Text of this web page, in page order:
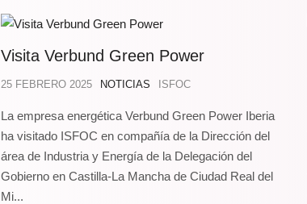
Visita Verbund Green Power
25 FEBRERO 2025 NOTICIAS ISFOC
La empresa energética Verbund Green Power Iberia
ha visitado ISFOC en compañía de la Dirección del
área de Industria y Energía de la Delegación del
Gobierno en Castilla-La Mancha de Ciudad Real del
Mi...